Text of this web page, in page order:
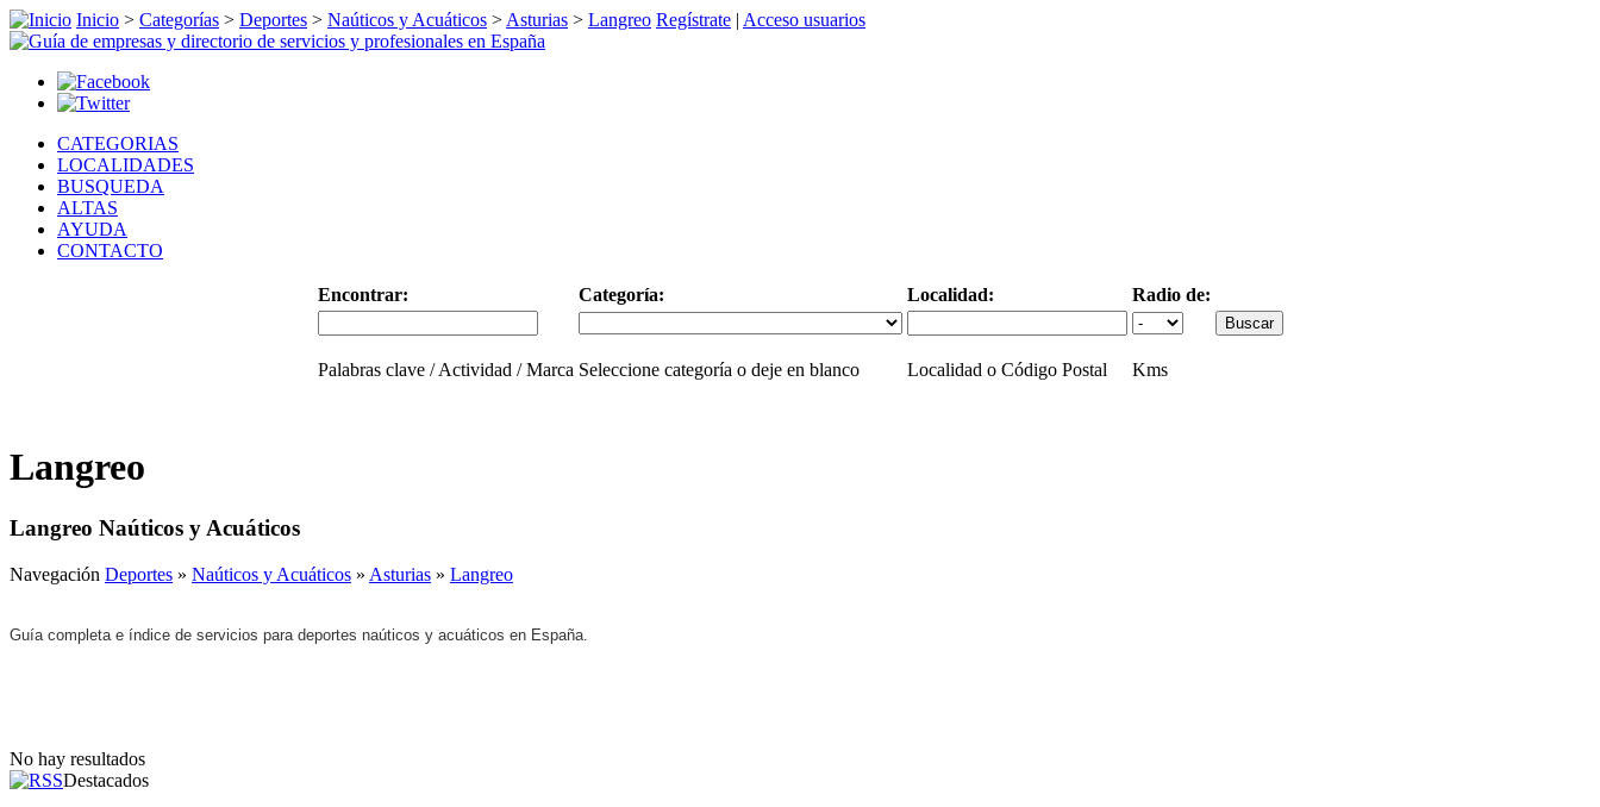
Inicio > Categorías > Deportes > Naúticos y Acuáticos > Asturias > Langreo Regístrate | Acceso usuarios
CATEGORIAS
LOCALIDADES
BUSQUEDA
ALTAS
AYUDA
CONTACTO
Encontrar: Categoría: Localidad: Radio de:
Palabras clave / Actividad / Marca Seleccione categoría o deje en blanco Localidad o Código Postal Kms
Langreo
Langreo Naúticos y Acuáticos
Navegación Deportes » Naúticos y Acuáticos » Asturias » Langreo
Guía completa e índice de servicios para deportes naúticos y acuáticos en España.
No hay resultados
Destacados